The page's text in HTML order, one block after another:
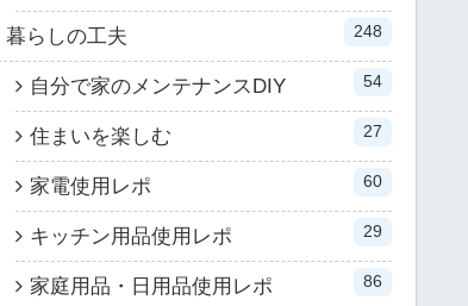
暮らしの工夫 248
自分で家のメンテナンスDIY 54
住まいを楽しむ 27
家電使用レポ 60
キッチン用品使用レポ 29
家庭用品・日用品使用レポ 86